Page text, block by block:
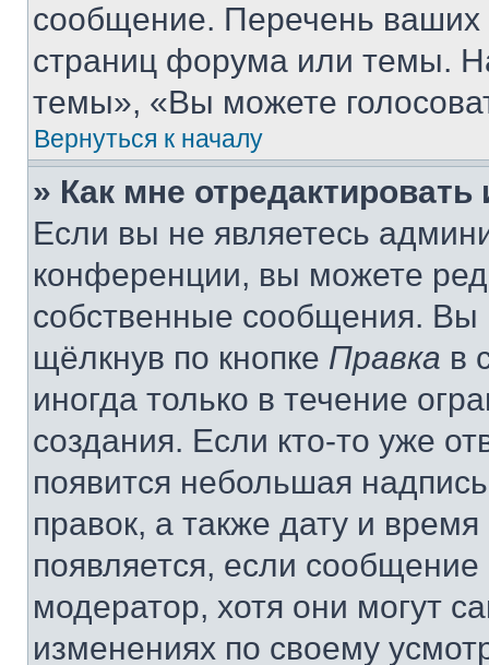
сообщение. Перечень ваших
страниц форума или темы.
темы», «Вы можете
Вернуться к началу
» Как мне
Если вы не являетесь
конференции, вы можете
собственные сообщения. Вы
щёлкнув по кнопке Правка в
иногда только в течение
создания. Если кто-то уже
появится небольшая
правок, а также дату и
появляется, если
модератор, хотя они могут
изменениях по своему